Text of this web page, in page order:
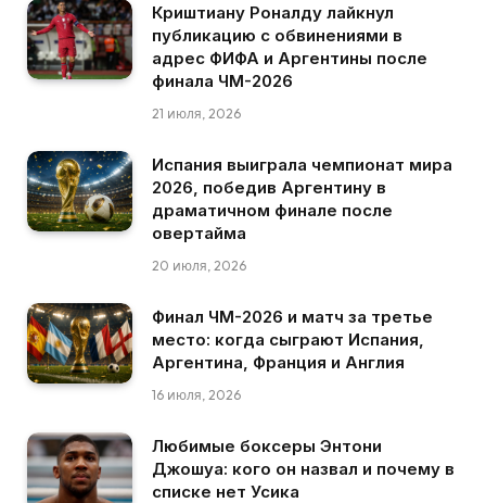
Криштиану Роналду лайкнул
публикацию с обвинениями в
адрес ФИФА и Аргентины после
финала ЧМ-2026
21 июля, 2026
Испания выиграла чемпионат мира
2026, победив Аргентину в
драматичном финале после
овертайма
20 июля, 2026
Финал ЧМ-2026 и матч за третье
место: когда сыграют Испания,
Аргентина, Франция и Англия
16 июля, 2026
Любимые боксеры Энтони
Джошуа: кого он назвал и почему в
списке нет Усика